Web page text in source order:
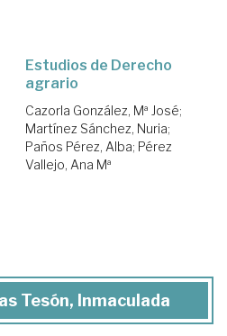
Estudios de Derecho
agrario
Cazorla González, Mª José;
Martínez Sánchez, Nuria;
Paños Pérez, Alba; Pérez
Vallejo, Ana Mª
Tesón, Inmaculada